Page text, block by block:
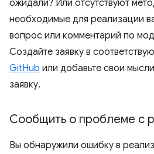
ожидали? Или отсутствуют
необходимые для реализации
вопрос или комментарий по
Создайте заявку в
GitHub или добавьте свои
заявку.
Сообщить о проблеме с
Вы обнаружили ошибку в